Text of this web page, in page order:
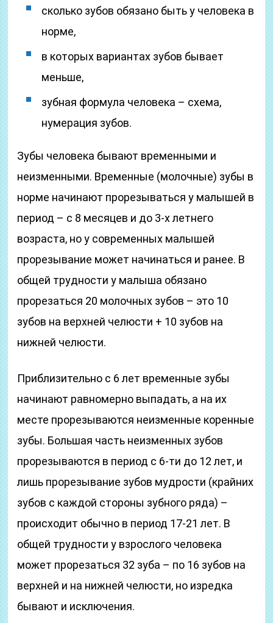
сколько зубов обязано быть у человека в
норме,
в которых вариантах зубов бывает
меньше,
зубная формула человека – схема,
нумерация зубов.
Зубы человека бывают временными и
неизменными. Временные (молочные) зубы в
норме начинают прорезываться у малышей в
период – с 8 месяцев и до 3-х летнего
возраста, но у современных малышей
прорезывание может начинаться и ранее. В
общей трудности у малыша обязано
прорезаться 20 молочных зубов – это 10
зубов на верхней челюсти + 10 зубов на
нижней челюсти.
Приблизительно с 6 лет временные зубы
начинают равномерно выпадать, а на их
месте прорезываются неизменные коренные
зубы. Большая часть неизменных зубов
прорезываются в период с 6-ти до 12 лет, и
лишь прорезывание зубов мудрости (крайних
зубов с каждой стороны зубного ряда) –
происходит обычно в период 17-21 лет. В
общей трудности у взрослого человека
может прорезаться 32 зуба – по 16 зубов на
верхней и на нижней челюсти, но изредка
бывают и исключения.